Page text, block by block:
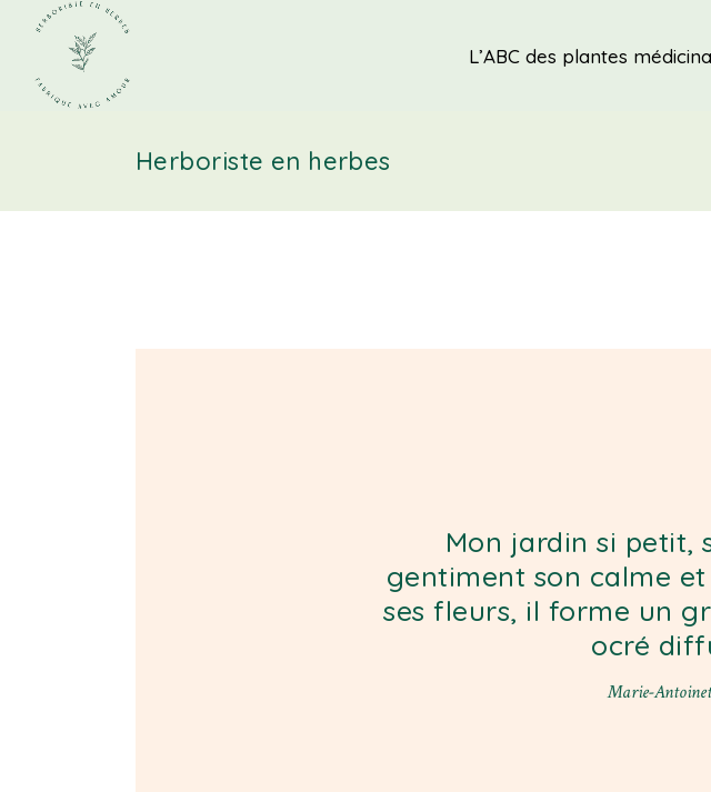
L’ABC des plantes
Herboriste en herbes
Mon jardin si petit,
gentiment son calme
ses fleurs, il forme un
ocré
Marie-